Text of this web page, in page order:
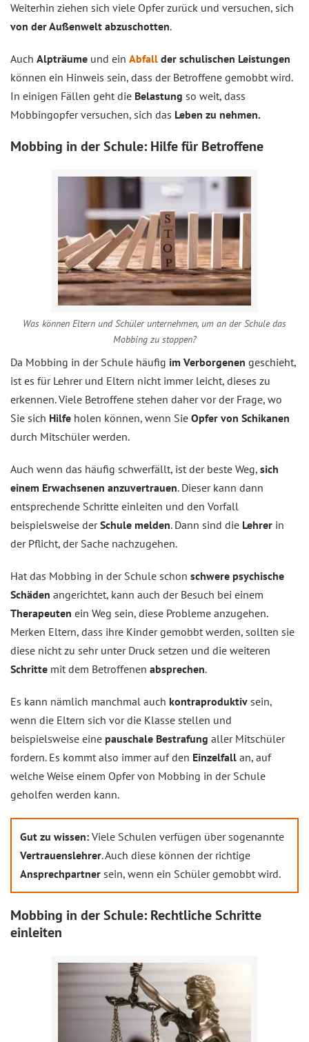
Weiterhin ziehen sich viele Opfer zurück und versuchen, sich
von der Außenwelt abzuschotten.
Auch Alpträume und ein Abfall der schulischen Leistungen
können ein Hinweis sein, dass der Betroffene gemobbt wird.
In einigen Fällen geht die Belastung so weit, dass
Mobbingopfer versuchen, sich das Leben zu nehmen.
Mobbing in der Schule: Hilfe für Betroffene
Was können Eltern und Schüler unternehmen, um an der Schule das
Mobbing zu stoppen?
Da Mobbing in der Schule häufig im Verborgenen geschieht,
ist es für Lehrer und Eltern nicht immer leicht, dieses zu
erkennen. Viele Betroffene stehen daher vor der Frage, wo
Sie sich Hilfe holen können, wenn Sie Opfer von Schikanen
durch Mitschüler werden.
Auch wenn das häufig schwerfällt, ist der beste Weg, sich
einem Erwachsenen anzuvertrauen. Dieser kann dann
entsprechende Schritte einleiten und den Vorfall
beispielsweise derSchule melden. Dann sind die Lehrer in
der Pflicht, der Sache nachzugehen.
Hat das Mobbing in der Schule schon schwere psychische
Schäden angerichtet, kann auch der Besuch bei einem
Therapeuten ein Weg sein, diese Probleme anzugehen.
Merken Eltern, dass ihre Kinder gemobbt werden, sollten sie
diese nicht zu sehr unter Druck setzen und die weiteren
Schritte mit dem Betroffenen absprechen.
Es kann nämlich manchmal auch kontraproduktiv sein,
wenn die Eltern sich vor die Klasse stellen und
beispielsweise eine pauschale Bestrafung aller Mitschüler
fordern. Es kommt also immer auf den Einzelfall an, auf
welche Weise einem Opfer von Mobbing in der Schule
geholfen werden kann.
Gut zu wissen: Viele Schulen verfügen über sogenannte
Vertrauenslehrer. Auch diese können der richtige
Ansprechpartner sein, wenn ein Schüler gemobbt wird.
Mobbing in der Schule: Rechtliche Schritte
einleiten